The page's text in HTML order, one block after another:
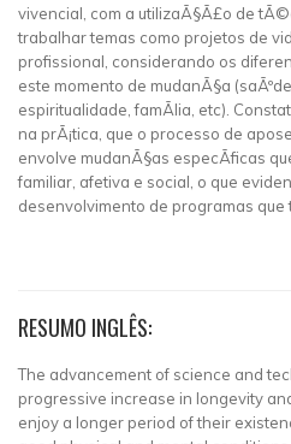
vivencial, com a utilizaÃ§Ã£o de
trabalhar temas como projetos de
profissional, considerando os
este momento de mudanÃ§a
espiritualidade, famÃ­lia, etc).
na prÃ¡tica, que o processo de
envolve mudanÃ§as especÃ­ficas
familiar, afetiva e social, o que
desenvolvimento de programas que
RESUMO INGLÊS:
The advancement of science and
progressive increase in longevity
enjoy a longer period of their